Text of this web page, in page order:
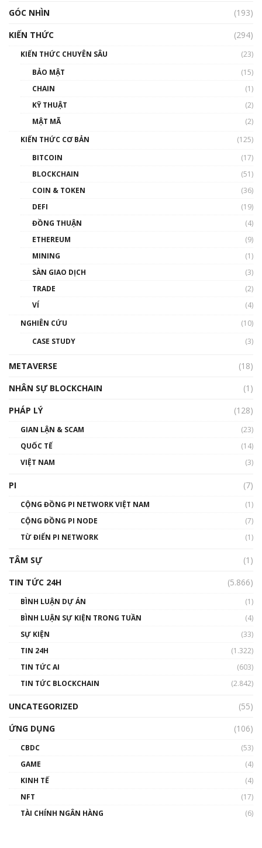
00:43:47
như thể nào?
00:39:31
Phổ cập Blockchain
thống & Crypto qua các cuộc chiến | Phổ cập
01:32:59
gió ấm
Talkshow 14: MemeCoin – Trò đùa tỷ đô
01:29:26
GÓC NHÌN
(193)
KIẾN THỨC
(294)
KIẾN THỨC CHUYÊN SÂU
(23)
BẢO MẬT
(15)
CHAIN
(1)
KỸ THUẬT
(2)
MẬT MÃ
(2)
KIẾN THỨC CƠ BẢN
(125)
BITCOIN
(17)
BLOCKCHAIN
(51)
COIN & TOKEN
(36)
DEFI
(19)
ĐỒNG THUẬN
(4)
ETHEREUM
(9)
MINING
(1)
SÀN GIAO DỊCH
(3)
TRADE
(2)
VÍ
(4)
NGHIÊN CỨU
(10)
CASE STUDY
(3)
METAVERSE
(18)
NHÂN SỰ BLOCKCHAIN
(1)
PHÁP LÝ
(128)
GIAN LẬN & SCAM
(23)
QUỐC TẾ
(14)
VIỆT NAM
(3)
PI (7)
CỘNG ĐỒNG PI NETWORK VIỆT NAM
(1)
CỘNG ĐỒNG PI NODE
(7)
TỪ ĐIỂN PI NETWORK
(1)
TÂM SỰ
(1)
TIN TỨC 24H
(5.866)
BÌNH LUẬN DỰ ÁN
(1)
BÌNH LUẬN SỰ KIỆN TRONG TUẦN
(4)
SỰ KIỆN
(33)
TIN 24H
(1.322)
TIN TỨC AI
(603)
TIN TỨC BLOCKCHAIN
(2.842)
UNCATEGORIZED
(55)
ỨNG DỤNG
(106)
CBDC
(53)
GAME
(4)
KINH TẾ
(4)
NFT
(17)
TÀI CHÍNH NGÂN HÀNG
(6)